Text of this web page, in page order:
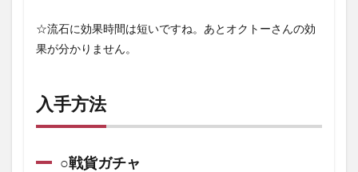
☆流石に効果時間は短いですね。あとオクトーさんの効
果が分かりません。
入手方法
○戦貨ガチャ